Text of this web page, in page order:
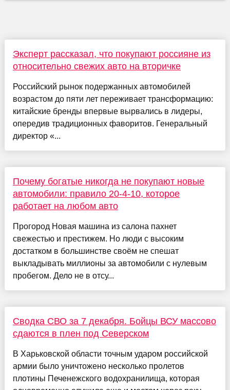
Эксперт рассказал, что покупают россияне из
относительно свежих авто на вторичке
Российский рынок подержанных автомобилей
возрастом до пяти лет переживает трансформацию:
китайские бренды впервые вырвались в лидеры,
опередив традиционных фаворитов. Генеральный
директор «...
Почему богатые никогда не покупают новые
автомобили: правило 20-4-10, которое
работает на любом авто
Прогород Новая машина из салона пахнет
свежестью и престижем. Но люди с высоким
достатком в большинстве своём не спешат
выкладывать миллионы за автомобили с нулевым
пробегом. Дело не в отсу...
Сводка СВО за 7 декабря. Бойцы ВСУ массово
сдаются в плен под Северском
В Харьковской области точным ударом российской
армии было уничтожено несколько пролетов
плотины Печенежского водохранилища, которая